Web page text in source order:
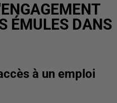
ÉMULES DANS
à un emploi